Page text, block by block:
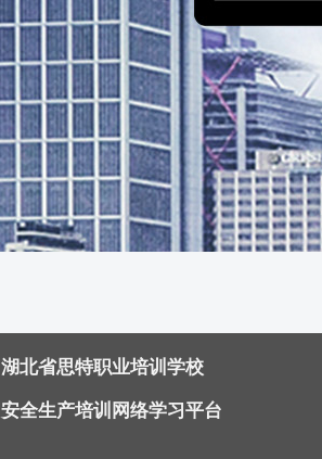
湖北省思特职业培训学校
安全生产培训网络学习平台